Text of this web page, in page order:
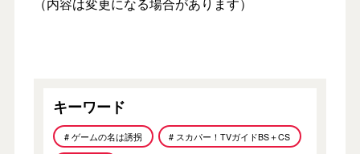
キーワード
# ゲームの名は誘拐 # スカパー！TVガイドBS＋CS